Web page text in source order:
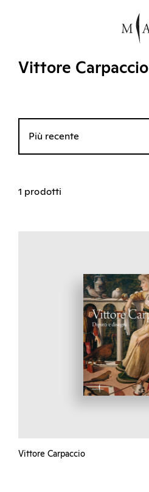
Vittore Carpaccio
Più recente
1 prodotti
Vittore Carpaccio